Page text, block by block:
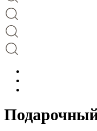
Подарочный